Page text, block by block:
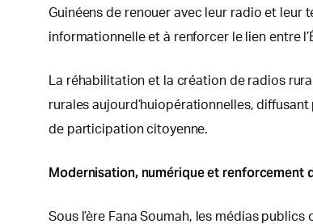
Guinéens de renouer avec leur radio et leur
informationnelle et à renforcer le lien entre
La réhabilitation et la création de radios
rurales aujourd’huiopérationnelles,
de participation citoyenne.
Modernisation, numérique et renforcement
Sous l’ère Fana Soumah, les médias